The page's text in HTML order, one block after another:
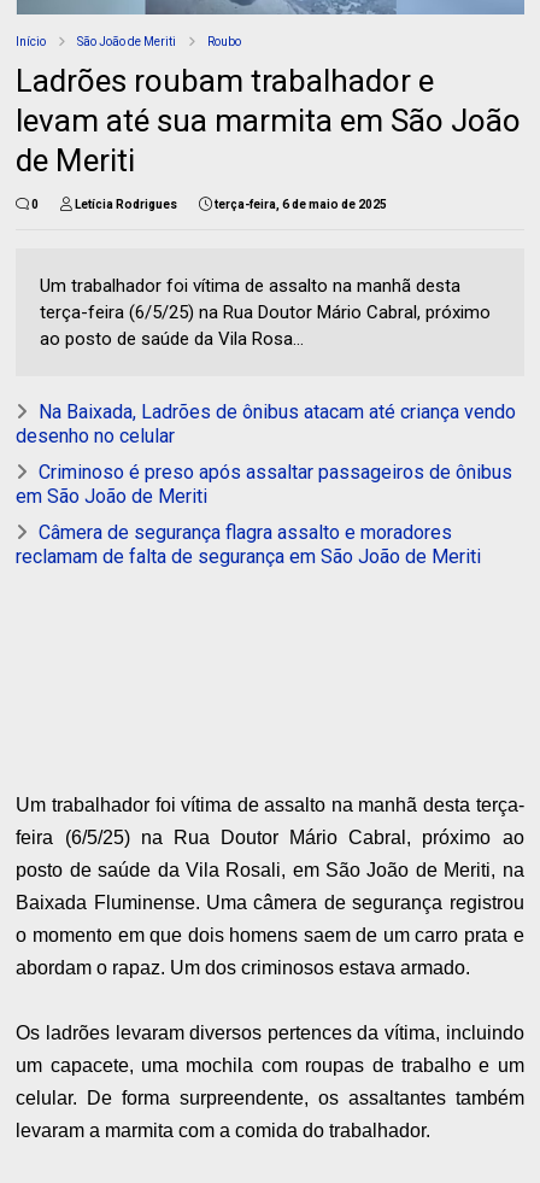
Início São João de Meriti Roubo
Ladrões roubam trabalhador e
levam até sua marmita em São João
de Meriti
0 Letícia Rodrigues terça-feira, 6 de maio de 2025
Um trabalhador foi vítima de assalto na manhã desta
terça-feira (6/5/25) na Rua Doutor Mário Cabral, próximo
ao posto de saúde da Vila Rosa...
Na Baixada, Ladrões de ônibus atacam até criança vendo
desenho no celular
Criminoso é preso após assaltar passageiros de ônibus
em São João de Meriti
Câmera de segurança flagra assalto e moradores
reclamam de falta de segurança em São João de Meriti
Um trabalhador foi vítima de assalto na manhã desta terça-
feira (6/5/25) na Rua Doutor Mário Cabral, próximo ao
posto de saúde da Vila Rosali, em São João de Meriti, na
Baixada Fluminense. Uma câmera de segurança registrou
o momento em que dois homens saem de um carro prata e
abordam o rapaz. Um dos criminosos estava armado.
Os ladrões levaram diversos pertences da vítima, incluindo
um capacete, uma mochila com roupas de trabalho e um
celular. De forma surpreendente, os assaltantes também
levaram a marmita com a comida do trabalhador.